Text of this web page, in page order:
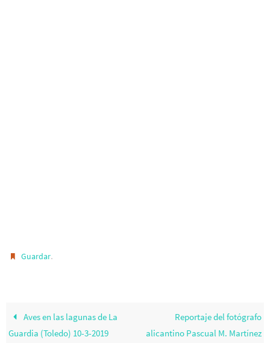
Guardar.
Aves en las lagunas de La
Guardia (Toledo) 10-3-2019
Reportaje del fotógrafo
alicantino Pascual M. Martínez